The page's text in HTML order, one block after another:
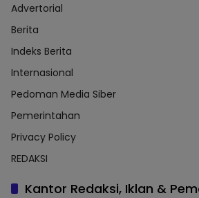
Advertorial
Berita
Indeks Berita
Internasional
Pedoman Media Siber
Pemerintahan
Privacy Policy
REDAKSI
Kantor Redaksi, Iklan &